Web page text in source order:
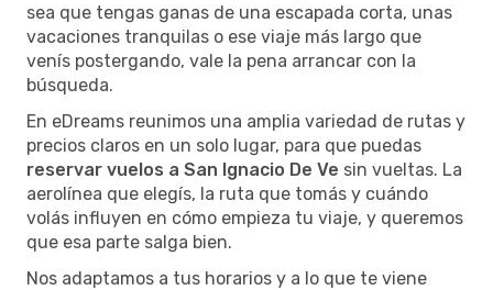
sea que tengas ganas de una escapada corta, unas
vacaciones tranquilas o ese viaje más largo que
venís postergando, vale la pena arrancar con la
búsqueda.
En eDreams reunimos una amplia variedad de rutas y
precios claros en un solo lugar, para que puedas
reservar vuelos a San Ignacio De Ve sin vueltas. La
aerolínea que elegís, la ruta que tomás y cuándo
volás influyen en cómo empieza tu viaje, y queremos
que esa parte salga bien.
Nos adaptamos a tus horarios y a lo que te viene